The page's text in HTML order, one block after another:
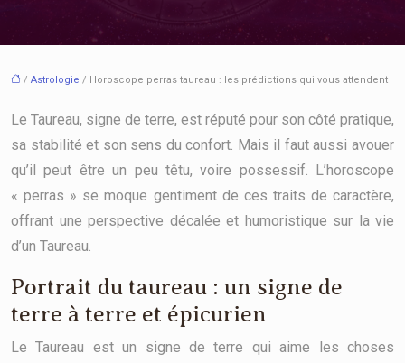
/ Astrologie / Horoscope perras taureau : les prédictions qui vous attendent
Le Taureau, signe de terre, est réputé pour son côté pratique,
sa stabilité et son sens du confort. Mais il faut aussi avouer
qu’il peut être un peu têtu, voire possessif. L’horoscope
« perras » se moque gentiment de ces traits de caractère,
offrant une perspective décalée et humoristique sur la vie
d’un Taureau.
Portrait du taureau : un signe de
terre à terre et épicurien
Le Taureau est un signe de terre qui aime les choses